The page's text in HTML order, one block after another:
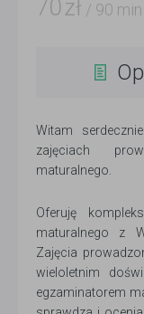
70 zł / 90 min
Witam
zajęciach
maturalnego.
Oferuję
maturalnego z
Zajęcia
wieloletnim
egzaminatorem